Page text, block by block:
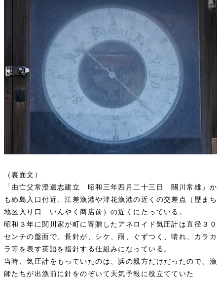
（裏面文）
「由亡父常澄遺志建立 昭和三年四月二十三日 關川常雄」か
もめ島入口付近、江差漁港や津花漁港の近くの交差点（歴まち
地区入り口 いんやく商店前）の近くにたっている。
昭和３年に関川家が町に寄贈したアネロイド気圧計は直径３０
センチの盤面で、長針が、シケ、雨、ぐずつく、晴れ、カラカ
ラ等を表す英語を指針する仕組みになっている。
当時、気圧計をもっていたのは、浜の親方だけだったので、漁
師たちが出漁前に針をのぞいて天気予報に役立てていた